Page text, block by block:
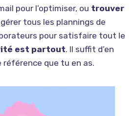
pour l’optimiser, ou trouver
tous les plannings de
pour satisfaire tout le
est partout. Il suffit d’en
référence que tu en as.